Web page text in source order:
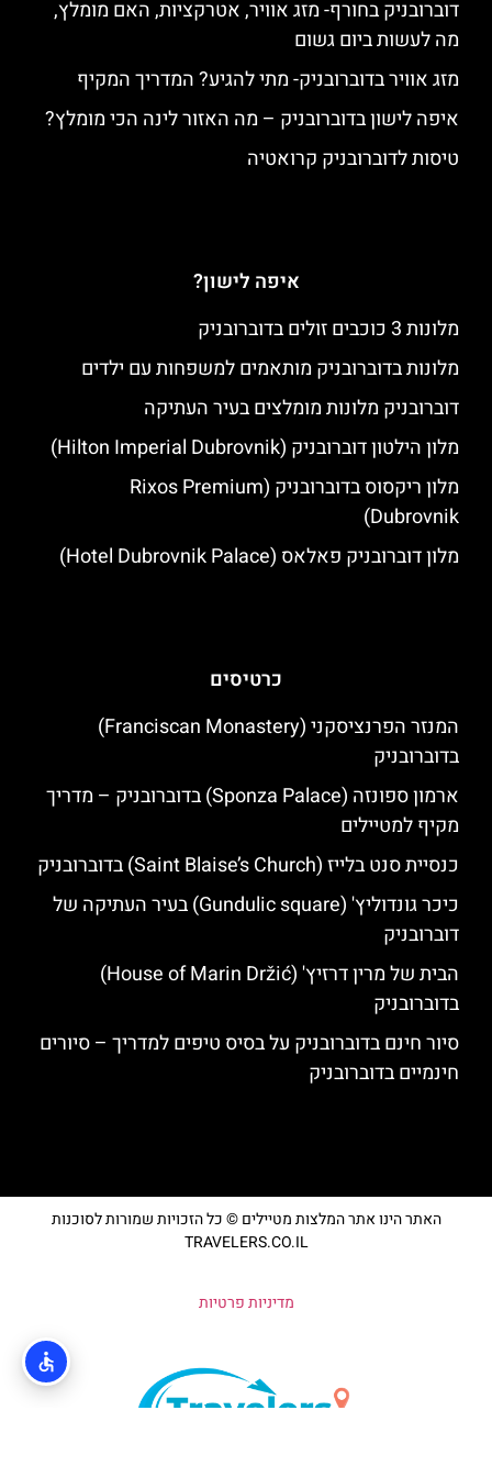
דוברובניק בחורף- מזג אוויר, אטרקציות, האם מומלץ,
מה לעשות ביום גשום
מזג אוויר בדוברובניק- מתי להגיע? המדריך המקיף
איפה לישון בדוברובניק – מה האזור לינה הכי מומלץ?
טיסות לדוברובניק קרואטיה
איפה לישון?
מלונות 3 כוכבים זולים בדוברובניק
מלונות בדוברובניק מותאמים למשפחות עם ילדים
דוברובניק מלונות מומלצים בעיר העתיקה
מלון הילטון דוברובניק (Hilton Imperial Dubrovnik)
מלון ריקסוס בדוברובניק (Rixos Premium
Dubrovnik)
מלון דוברובניק פאלאס (Hotel Dubrovnik Palace)
כרטיסים
המנזר הפרנציסקני (Franciscan Monastery)
בדוברובניק
ארמון ספונזה (Sponza Palace) בדוברובניק – מדריך
מקיף למטיילים
כנסיית סנט בלייז (Saint Blaise’s Church) בדוברובניק
כיכר גונדוליץ' (Gundulic square) בעיר העתיקה של
דוברובניק
הבית של מרין דרזיץ' (House of Marin Držić)
בדוברובניק
סיור חינם בדוברובניק על בסיס טיפים למדריך – סיורים
חינמיים בדוברובניק
האתר הינו אתר המלצות מטיילים © כל הזכויות שמורות לסוכנות
TRAVELERS.CO.IL
מדיניות פרטיות